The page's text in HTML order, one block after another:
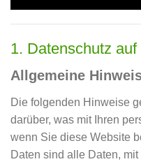
1. Datenschutz
Allgemeine
Die folgenden Hinweise
darüber, was mit Ihren
wenn Sie diese Website
Daten sind alle Daten,